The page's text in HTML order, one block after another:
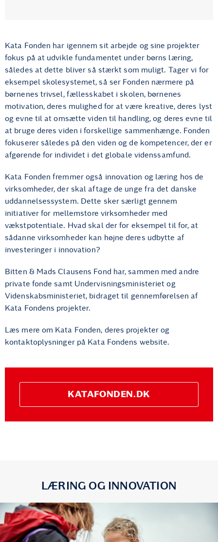
Kata Fonden har igennem sit arbejde og sine projekter
fokus på at udvikle fundamentet under børns læring,
således at dette bliver så stærkt som muligt. Tager vi for
eksempel skolesystemet, så ser Fonden nærmere på
børnenes trivsel, fællesskabet i skolen, børnenes
motivation, deres mulighed for at være kreative, deres lyst
og evne til at omsætte viden til handling, og deres evne til
at bruge deres viden i forskellige sammenhænge. Fonden
fokuserer således på den viden og de kompetencer, der er
afgørende for individet i det globale videnssamfund.
Kata Fonden fremmer også innovation og læring hos de
virksomheder, der skal aftage de unge fra det danske
uddannelsessystem. Dette sker særligt gennem
initiativer for mellemstore virksomheder med
vækstpotentiale. Hvad skal der for eksempel til for, at
sådanne virksomheder kan højne deres udbytte af
investeringer i innovation?
Bitten & Mads Clausens Fond har, sammen med andre
private fonde samt Undervisningsministeriet og
Videnskabsministeriet, bidraget til gennemførelsen af
Kata Fondens projekter.
Læs mere om Kata Fonden, deres projekter og
kontaktoplysninger på Kata Fondens website.
KATAFONDEN.DK
LÆRING OG INNOVATION